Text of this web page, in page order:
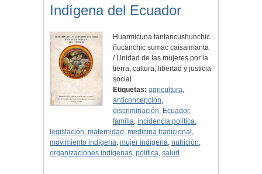
Indígena del Ecuador
Huarmicuna tantancushunchic
ñucanchic sumac caisaimanta
/ Unidad de las mujeres por la
tierra, cultura, libertad y justicia
social
Etiquetas: agricultura,
anticoncepcion,
discriminación, Ecuador,
familia,incidencia política,
legislación, maternidad , medicina tradicional ,
movimiento indígena, mujer indígena, nutrición,
organizaciones indígenas, política, salud